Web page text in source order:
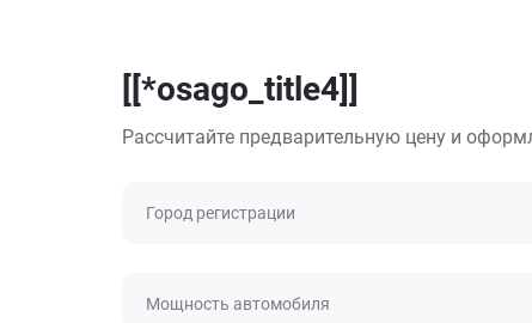
[[*osago_title4]]
Рассчитайте предварительную цену и
Город регистрации
Мощность автомобиля